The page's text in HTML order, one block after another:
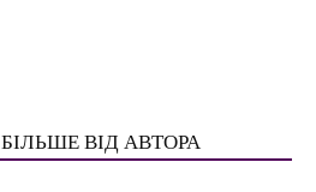
БІЛЬШЕ ВІД АВТОРА